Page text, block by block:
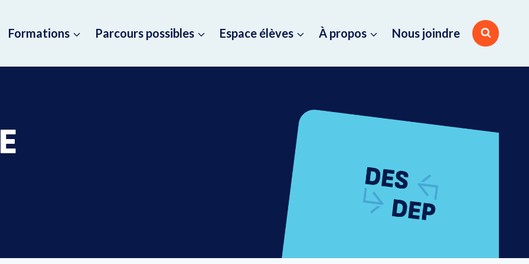
Formations Parcours possibles Espace élèves À propos Nous joindre